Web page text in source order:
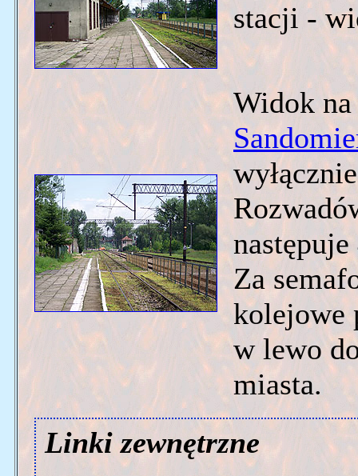
stacji -
Widok
Za
kolejowe
w lewo
miasta.
Linki zewnętrzne